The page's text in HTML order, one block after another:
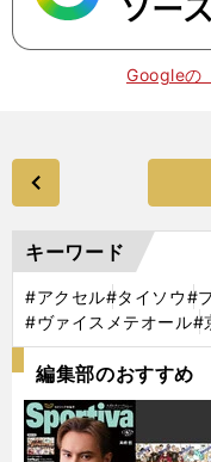
Googleの
キーワード
#アクセル#タイソウ#
#ヴァイスメテオール#
編集部のおすすめ